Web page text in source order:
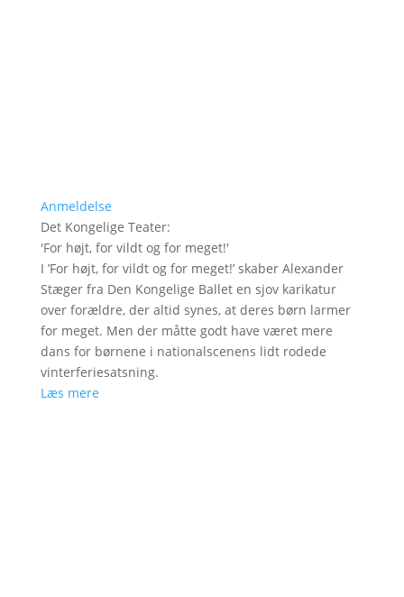
Anmeldelse
Det Kongelige Teater:
'For højt, for vildt og for meget!'
I ’For højt, for vildt og for meget!’ skaber Alexander
Stæger fra Den Kongelige Ballet en sjov karikatur
over forældre, der altid synes, at deres børn larmer
for meget. Men der måtte godt have været mere
dans for børnene i nationalscenens lidt rodede
vinterferiesatsning.
Læs mere